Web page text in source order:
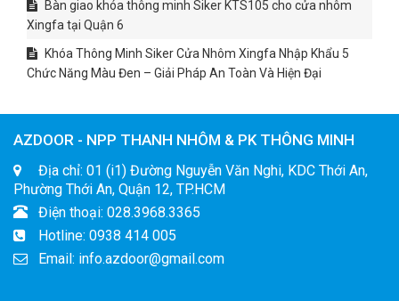
Bàn giao khóa thông minh Siker KTS105 cho cửa nhôm
Xingfa tại Quận 6
Khóa Thông Minh Siker Cửa Nhôm Xingfa Nhập Khẩu 5
Chức Năng Màu Đen – Giải Pháp An Toàn Và Hiện Đại
AZDOOR - NPP THANH NHÔM & PK THÔNG MINH
Địa chỉ: 01 (i1) Đường Nguyễn Văn Nghi, KDC Thới An,
Phường Thới An, Quận 12, TP.HCM
Điện thoại: 028.3968.3365
Hotline: 0938 414 005
Email: info.azdoor@gmail.com